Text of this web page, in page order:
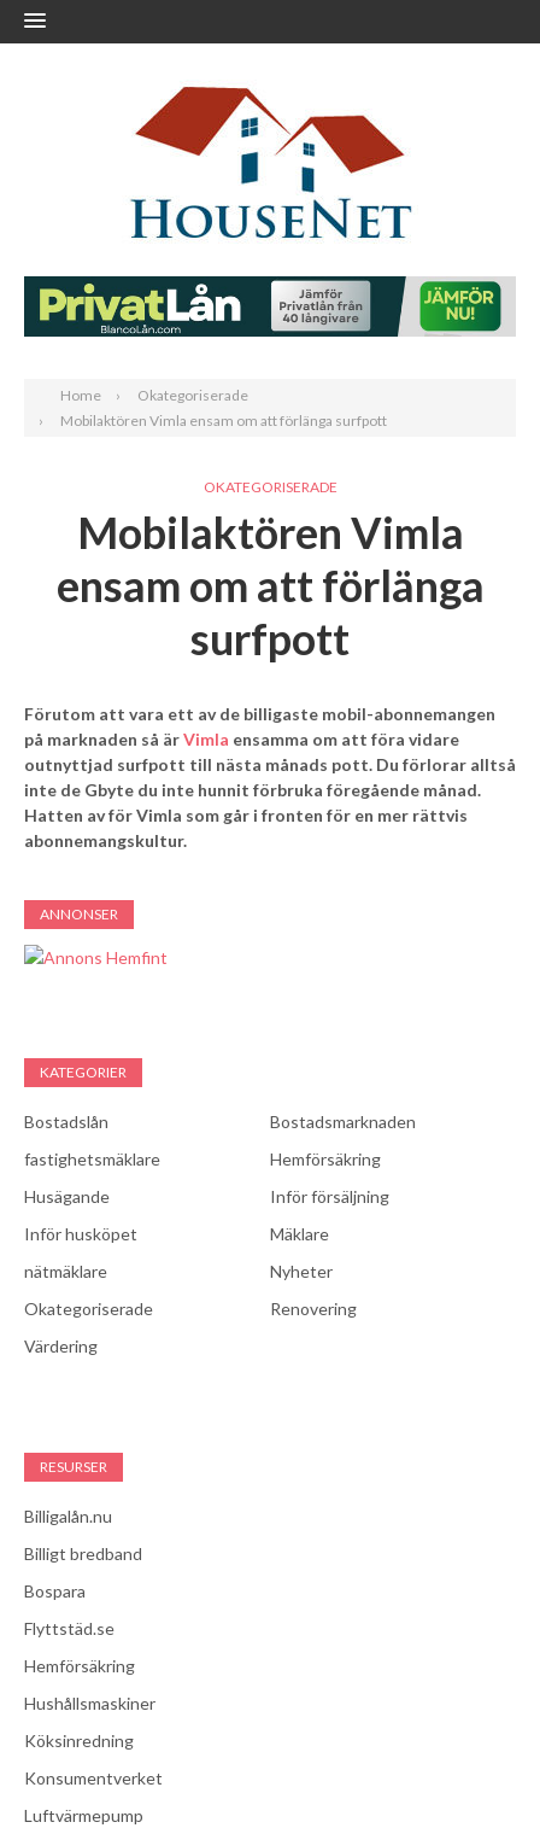
Home
Okategoriserade
Mobilaktören Vimla ensam om att förlänga surfpott
OKATEGORISERADE
Mobilaktören Vimla
ensam om att förlänga
surfpott
Förutom att vara ett av de billigaste mobil-abonnemangen
på marknaden så ärVimla ensamma om att föra vidare
outnyttjad surfpott till nästa månads pott. Du förlorar alltså
inte de Gbyte du inte hunnit förbruka föregående månad.
Hatten av för Vimla som går i fronten för en mer rättvis
abonnemangskultur.
ANNONSER
KATEGORIER
Bostadslån
Bostadsmarknaden
fastighetsmäklare
Hemförsäkring
Husägande
Inför försäljning
Inför husköpet
Mäklare
nätmäklare
Nyheter
Okategoriserade
Renovering
Värdering
RESURSER
Billigalån.nu
Billigt bredband
Bospara
Flyttstäd.se
Hemförsäkring
Hushållsmaskiner
Köksinredning
Konsumentverket
Luftvärmepump